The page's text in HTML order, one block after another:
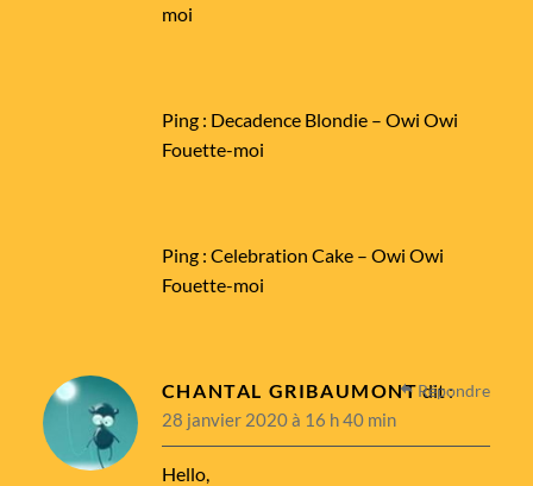
moi
Ping : Decadence Blondie – Owi Owi
Fouette-moi
Ping : Celebration Cake – Owi Owi
Fouette-moi
CHANTAL GRIBAUMONT dit :
28 janvier 2020 à 16 h 40 min
Hello,
Répondre